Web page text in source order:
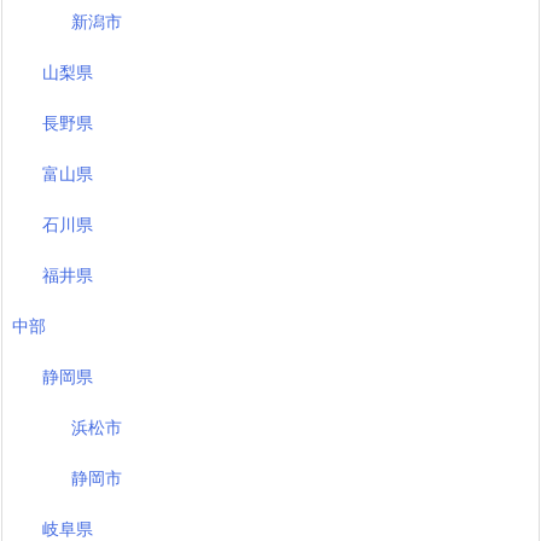
新潟市
山梨県
長野県
富山県
石川県
福井県
中部
静岡県
浜松市
静岡市
岐阜県